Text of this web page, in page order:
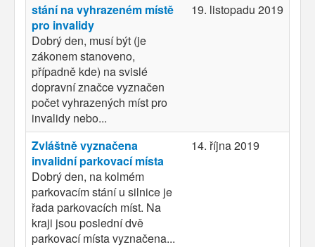
stání na vyhrazeném místě
pro invalidy
Dobrý den, musí být (je
zákonem stanoveno,
případně kde) na svislé
dopravní značce vyznačen
počet vyhrazených míst pro
invalidy nebo...
19. listopadu 2019
Zvláštně vyznačena
invalidní parkovací místa
Dobrý den, na kolmém
parkovacím stání u silnice je
řada parkovacích míst. Na
kraji jsou poslední dvě
parkovací místa vyznačena...
14. října 2019